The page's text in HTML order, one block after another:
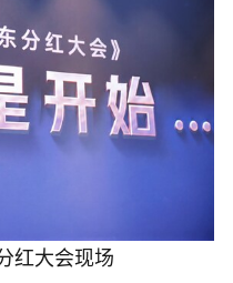
红大会现场